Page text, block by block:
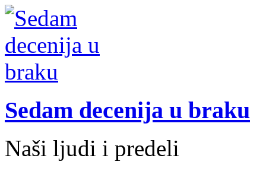
Sedam decenija u braku
Naši ljudi i predeli